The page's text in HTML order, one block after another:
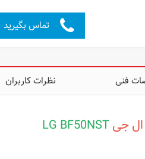
تماس بگیرید
فنی نظرات کاربران
ال جیLG BF50NST